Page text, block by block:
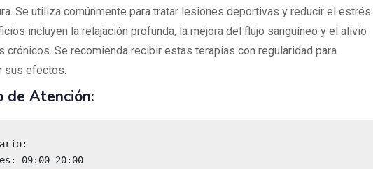
Se utiliza comúnmente para tratar lesiones deportivas y reducir el estrés.
incluyen la relajación profunda, la mejora del flujo sanguíneo y el alivio
crónicos. Se recomienda recibir estas terapias con regularidad para
sus efectos.
de Atención:
09:00–20:00